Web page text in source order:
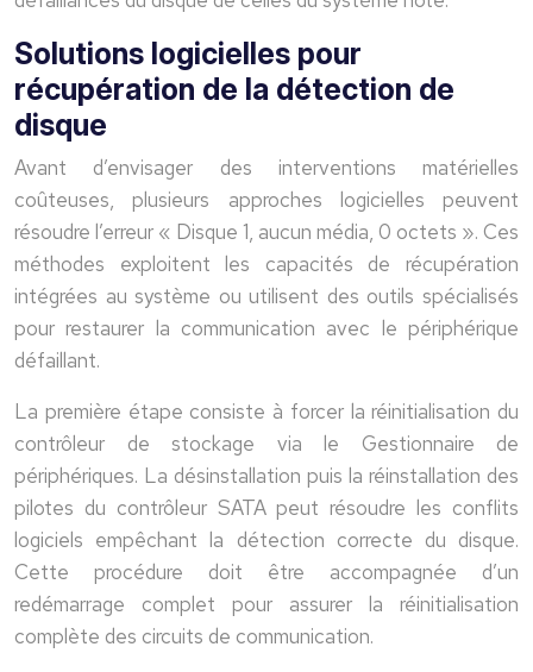
Solutions logicielles pour
récupération de la détection de
disque
Avant d’envisager des interventions matérielles
coûteuses, plusieurs approches logicielles peuvent
résoudre l’erreur « Disque 1, aucun média, 0 octets ». Ces
méthodes exploitent les capacités de récupération
intégrées au système ou utilisent des outils spécialisés
pour restaurer la communication avec le périphérique
défaillant.
La première étape consiste à forcer la réinitialisation du
contrôleur de stockage via le Gestionnaire de
périphériques. La désinstallation puis la réinstallation des
pilotes du contrôleur SATA peut résoudre les conflits
logiciels empêchant la détection correcte du disque.
Cette procédure doit être accompagnée d’un
redémarrage complet pour assurer la réinitialisation
complète des circuits de communication.